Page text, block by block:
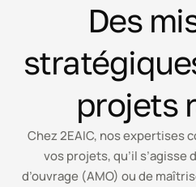
Des
projets
Chez 2EAIC, nos expertises
vos projets, qu’il s’agisse
d’ouvrage (AMO) ou de